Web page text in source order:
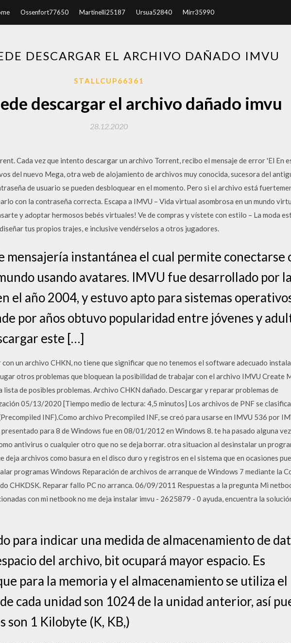
Ossenfort77650 Martinelli25187 Ursua52840 Mirr35990
DESCARGAR EL ARCHIVO DAÑADO IMVU
STALLCUP66361
descargar el archivo dañado imvu
28.12.2020
Cada vez que intento descargar un archivo Torrent, recibo el mensaje de error 'El En
del nuevo Mega, otra web de alojamiento de archivos muy conocida, sucesora del
de usuario se pueden desbloquear en el momento. Pero si el archivo está
con la contraseña correcta. Escapa a IMVU – Vida virtual asombrosa en un mundo
y adoptar hermosos bebés virtuales! Ve de compras y vístete con estilo – La moda
tus propios trajes, e inclusive vendérselos a otros jugadores.
mensajería instantánea el cual permite conectarse
usando avatares. IMVU fue desarrollado por la
el año 2004, y estuvo apto para sistemas
por años obtuvo popularidad entre jóvenes y
este […]
un archivo CHKN, no tiene que significar que no tenemos el software adecuado
otros problemas que bloquean la posibilidad de trabajar con el archivo IMVU Create
lista de posibles problemas. Archivo CHKN dañado. Descargar y reparar problemas de
05/13/2020 [Tiempo medio de lectura: 4,5 minutos] Los archivos de PNF se
INF).Como archivo Precompiled INF, se creó para usarse en IMVU 536 por
para 8 de Windows fue en 08/01/2012 en Windows 8. te ha pasado alguna vez
antivirus o cualquier otro que no se deja borrar. otra situacion al desinstalar un
deja archivos como basura en el disco duro y registros en el sistema que en ocasiones
programas Windows Reparación de archivos de arranque de Windows 7 mediante la
CHKDSK. Reparar fallo PC no arranca. 06/09/2011 Respuestas a la pregunta Mi
con mi netbook no me deja instalar imvu - 2625879 - 0 ayuda, encuentra la
para indicar una medida de almacenamiento de
del archivo, bit ocupará mayor espacio. Es
para la memoria y el almacenamiento se utiliza el
cada unidad son 1024 de la unidad anterior, así
son 1 Kilobyte (K, KB,)